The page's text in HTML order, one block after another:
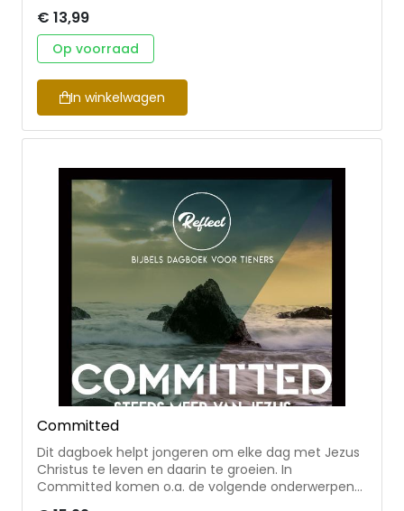
het kinderen om na te denken over wie Jezus
Christus is en wat geloven voor hen betekent. Met
bij elk dagstukje een bijbeltekst en een vraag,
waardoor een gesprek gemakkelijk op gang komt.
Erg geschikt om na het eten of voor het slapen uit
te lezen.
€ 13,99
Op voorraad
In winkelwagen
Committed
Dit dagboek helpt jongeren om elke dag met Jezus
Christus te leven en daarin te groeien. In
Committed komen o.a. de volgende onderwerpen